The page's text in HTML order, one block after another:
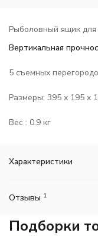
Рыболовный ящик для
Вертикальная
5 съемных
Размеры: 395 x 195 x
Вес : 0.9 кг
Характеристики
Отзывы 1
Подборки